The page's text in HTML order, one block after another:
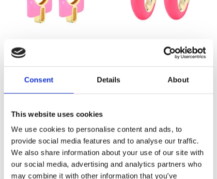
Consent Details About
This website uses cookies
We use cookies to personalise content and ads, to
provide social media features and to analyse our traffic.
We also share information about your use of our site with
our social media, advertising and analytics partners who
may combine it with other information that you’ve
Gisele Oorbellen Roze
70,00Oorspronkelijke prijs was: €70,00.
€35,00Huidige prijs is: €35,00.
Valerie Emaille
Creolen Neon Roze